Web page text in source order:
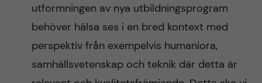
utformningen av nya utbildningsprogram
behöver hälsa ses i en bred kontext med
perspektiv från exempelvis humaniora,
samhällsvetenskap och teknik där detta är